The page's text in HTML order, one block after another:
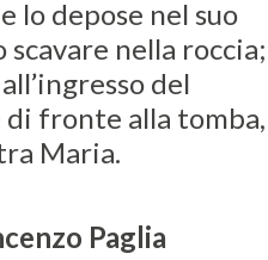
lo depose nel suo
nella roccia;
del
di fronte alla tomba,
Maria.
Paglia